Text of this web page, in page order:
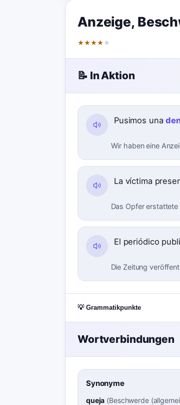
Anzeige,
★★★★ ★
📝 In Aktion
Pusimos una
Wir haben eine
La víctima
Das Opfer
El periódico
Die Zeitung
💡 Grammatikpunkte
Wortverbindungen
Synonyme
queja (Beschwerde